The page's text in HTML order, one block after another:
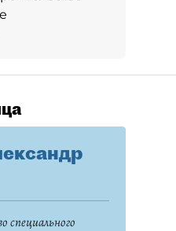
специального